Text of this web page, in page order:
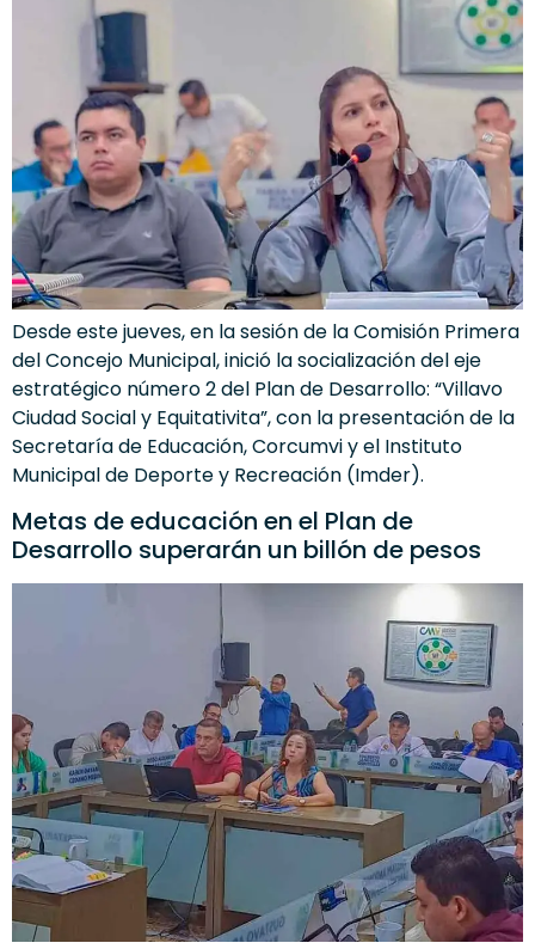
Desde este jueves, en la sesión de la Comisión Primera
del Concejo Municipal, inició la socialización del eje
estratégico número 2 del Plan de Desarrollo: “Villavo
Ciudad Social y Equitativita”, con la presentación de la
Secretaría de Educación, Corcumvi y el Instituto
Municipal de Deporte y Recreación (Imder).
Metas de educación en el Plan de
Desarrollo superarán un billón de pesos